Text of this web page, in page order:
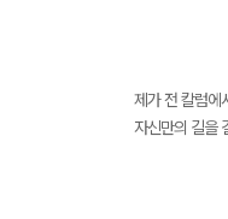
제가 전 칼럼에
자신만의 길을